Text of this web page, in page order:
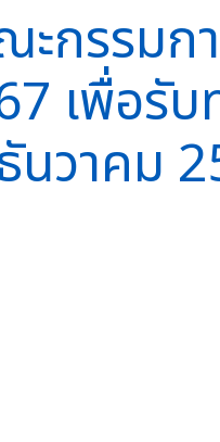
กรรมก
เพื่อรั
นวาคม